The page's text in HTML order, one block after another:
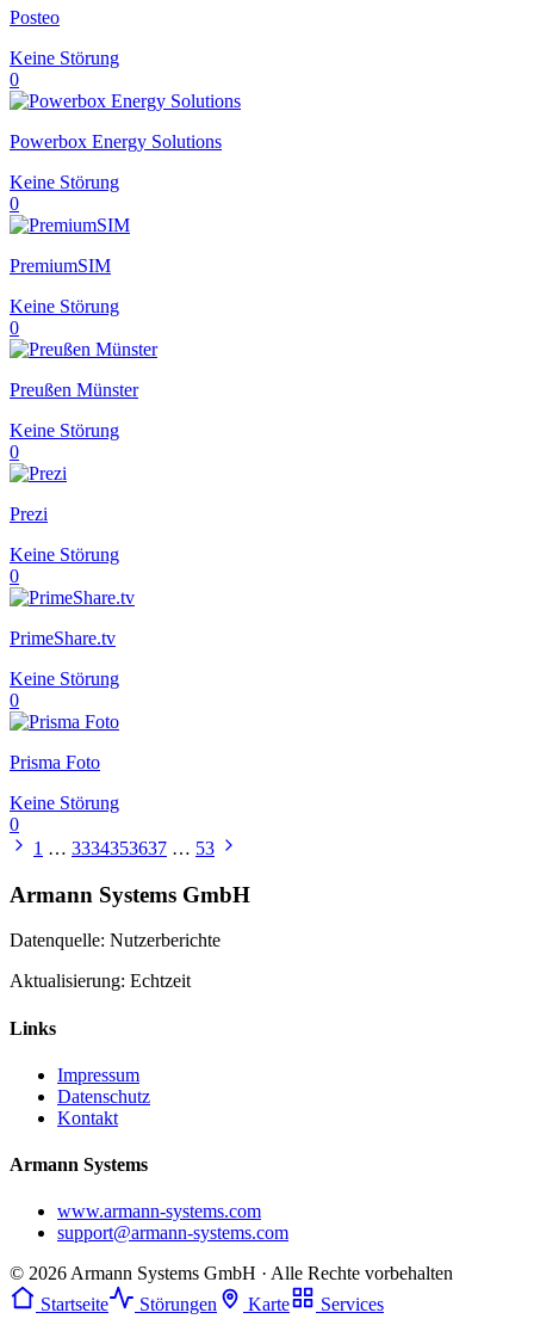
Posteo
Keine Störung
0
Powerbox Energy Solutions
Keine Störung
0
PremiumSIM
Keine Störung
0
Preußen Münster
Keine Störung
0
Prezi
Keine Störung
0
PrimeShare.tv
Keine Störung
0
Prisma Foto
Keine Störung
0
1 … 3334353637 … 53
Armann Systems GmbH
Datenquelle: Nutzerberichte
Aktualisierung: Echtzeit
Links
Impressum
Datenschutz
Kontakt
Armann Systems
www.armann-systems.com
support@armann-systems.com
© 2026 Armann Systems GmbH · Alle Rechte vorbehalten
Startseite
Störungen Karte Services